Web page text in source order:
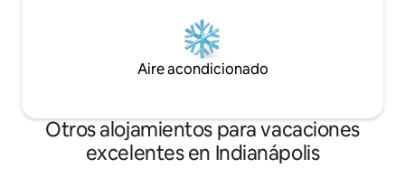
Aire acondicionado
Otros alojamientos para vacaciones
excelentes en Indianápolis